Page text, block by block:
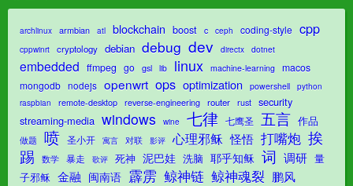
archlinux armbian atl blockchain boost c ceph coding-style cpp
cppwinrt cryptology debian debug dev directx dotnet
embedded ffmpeg go gsl lib linux machine-learning macos
mongodb nodejs openwrt ops optimization powershell
python
raspbian
remote-desktop reverse-engineering router rust security
streaming-media windows wine 七律 七鹰圣 五言 作品
做题 喷 圣小开 寓言 对联 影评 心理邪稣 怪悟 打嘴炮 挨
踢
数学 暴走 歌评 死神 泥巴娃 洗脑 耶乎知稣 词 调研 量
子邪稣 金融 闽南语 霹雳 鲸神链 鲸神魂裂 鹏风